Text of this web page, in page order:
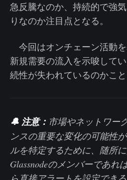
急反騰なのか、持続的で強
りなのか注目点となる。
今回はオンチェーン活動
新規需要の流入を示唆して
続性が失われているのかこと
🔔 注意： 市場やネットワー
ンスの重要な変化の可能性
ルを特定するために、随所に
Glassnodeのメンバーであれば